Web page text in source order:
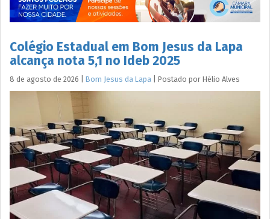
Colégio Estadual em Bom Jesus da Lapa
alcança nota 5,1 no Ideb 2025
8 de agosto de 2026 Bom Jesus da Lapa Postado por Hélio Alves